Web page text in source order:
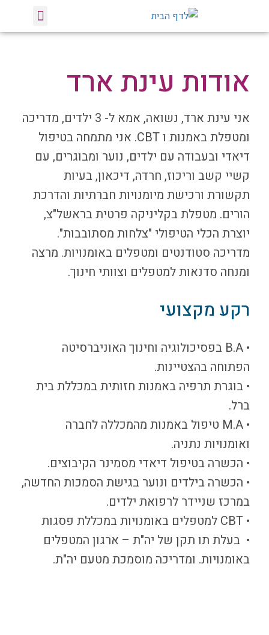
אודות עינת ארד
אני עינת ארד, נשואה, אמא ל- 3 ילדים, מדריכה
ומטפלת באמנות ו CBT. אני מתמחה בטיפול
דיאדי ובעבודה עם ילדים, נוער ומבוגרים, עם
קשיי קשב וריכוז, חרדה, דיכאון, בעיות
תקשורת ורכישת מיומנויות חברתיות והדרכת
הורים. מטפלת בקליניקה פרטית בראשל"צ,
יוצרת הכלי הטיפולי "צלחות מסתובבות".
מדריכה סטודנטים ומטפלים באומנויות. מרצה
ומנחה סדנאות למטפלים וצוותי חינוך.
רקע מקצועי
• B.A בפסיכולוגיה וחינוך האוניברסיטה
הפתוחה בהצטיינות.
• בוגרת תרפיה באמנות חזותית במכללת בית
ברל.
• M.A טיפול באמנות מהמכללה לחברה
ואומנויות נתניה.
• הכשרה בטיפול דיאדי מסמינר הקיבוצים.
• הכשרה בילדים ונוער בגישת הסמכות החדשה,
במרכז שניידר לרפואת ילדים.
• CBT למטפלים באומנויות במכללת פסגות
• בעלת תו תקן של יה"ת – ארגון המטפלים
באומנויות. ומדריכה מוסמכת מטעם יה"ת.